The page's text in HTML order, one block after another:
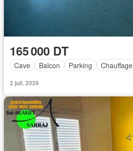
165 000 DT
Cave Balcon Parking Chauffage
2 juil. 2026